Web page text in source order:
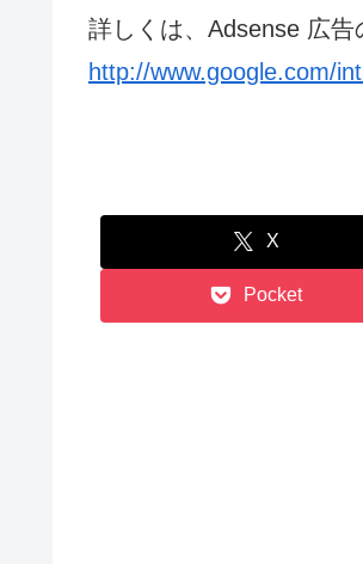
詳しくは、Adsense 広
http://www.google.com/
X
Pocket